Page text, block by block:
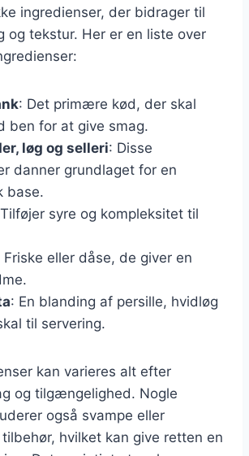
ingredienser, der bidrager til
og tekstur. Her er en liste over
: Det primære kød, der skal
ben for at give smag.
løg og selleri: Disse
danner grundlaget for en
base.
syre og kompleksitet til
Friske eller dåse, de giver en
: En blanding af persille, hvidløg
til servering.
kan varieres alt efter
og tilgængelighed. Nogle
også svampe eller
hvilket kan give retten en